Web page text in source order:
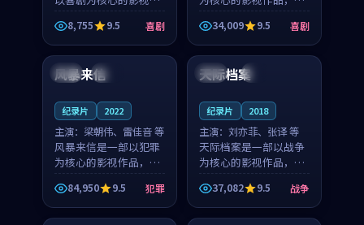
品，围绕危机、反转与
人物成长展开，整体节
奏紧凑，值得推荐观
看。
8,755 9.5 喜剧
绕危机、反转与人物成
长展开，整体节奏紧
凑，值得推荐观看。
34,009 9.5 喜剧
英国 杜比
风暴来信
纪录片 2022
主演： 梁朝伟、雷佳音 等
风暴来信是一部以犯罪
为核心的影视作品，围
绕危机、反转与人物成
长展开，整体节奏紧
凑，值得推荐观看。
84,950 9.5 犯罪
韩国 4K
天际档案
纪录片 2018
主演： 刘亦菲、张译 等
天际档案是一部以战争
为核心的影视作品，围
绕危机、反转与人物成
长展开，整体节奏紧
凑，值得推荐观看。
37,082 9.5 战争